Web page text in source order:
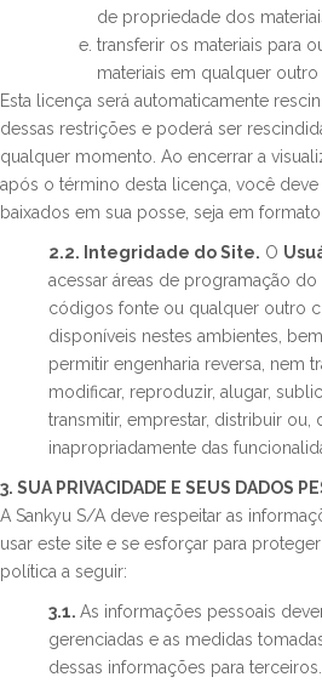
de propriedade dos
transferir os materiais para
materiais em qualquer outro
Esta licença será automaticamente
dessas restrições e poderá ser
qualquer momento. Ao encerrar a
após o término desta licença, você
baixados em sua posse, seja em
2.2. Integridade do Site. O
acessar áreas de programação do
códigos fonte ou qualquer outro
disponíveis nestes ambientes,
permitir engenharia reversa, nem
modificar, reproduzir, alugar,
transmitir, emprestar, distribuir ou,
inapropriadamente das
3. SUA PRIVACIDADE E SEUS DADOS
A Sankyu S/A deve respeitar as
usar este site e se esforçar para
política a seguir:
3.1. As informações pessoais
gerenciadas e as medidas
dessas informações para terceiros.